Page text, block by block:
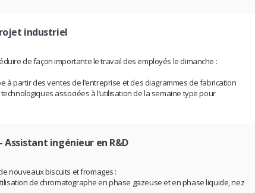
industriel
de façon importante le travail des employés le dimanche :
à partir des ventes de l’entreprise et des diagrammes de fabrication
associées à l’utilisation de la semaine type pour
- Assistant ingénieur en R&D
nouveaux biscuits et fromages :
de chromatographe en phase gazeuse et en phase liquide, nez